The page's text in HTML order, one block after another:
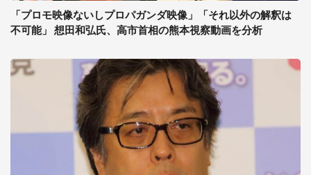
「プロモ映像ないしプロパガンダ映像」「それ以外の解釈は
不可能」 想田和弘氏、高市首相の熊本視察動画を分析